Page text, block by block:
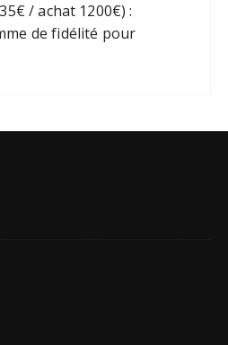
/ achat 1200€) :
de fidélité pour